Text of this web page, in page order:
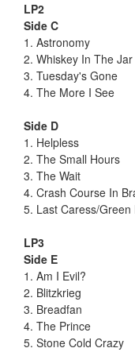
LP2
Side C
1. Astronomy
2. Whiskey In The Jar
3. Tuesday's Gone
4. The More I See
Side D
1. Helpless
2. The Small Hours
3. The Wait
4. Crash Course In
5. Last Caress/Green
LP3
Side E
1. Am I Evil?
2. Blitzkrieg
3. Breadfan
4. The Prince
5. Stone Cold Crazy